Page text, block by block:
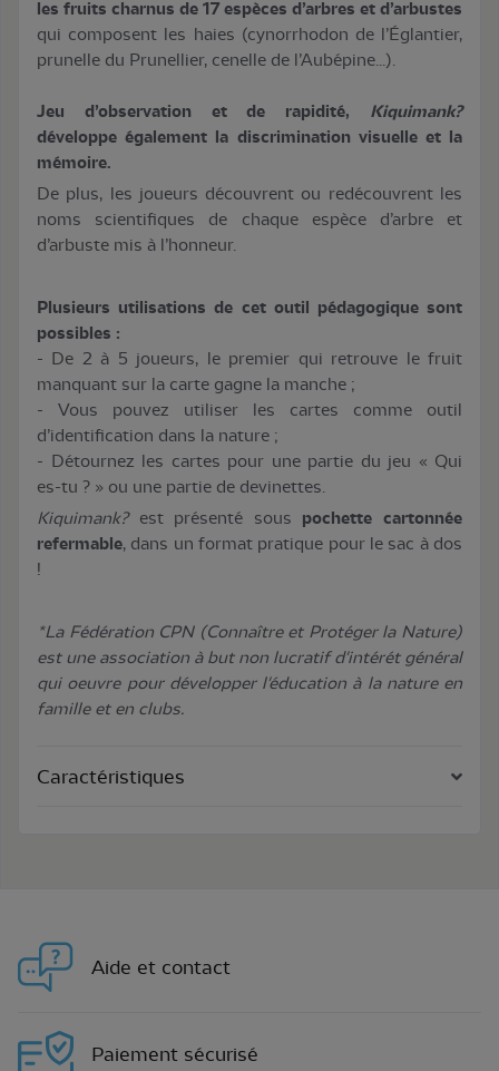
les fruits charnus de 17 espèces d’arbres et d’arbustes
qui composent les haies (cynorrhodon de l’Églantier,
prunelle du Prunellier, cenelle de l’Aubépine...).
Jeu d’observation et de rapidité, Kiquimank?
développe également la discrimination visuelle et la
mémoire.
De plus, les joueurs découvrent ou redécouvrent les
noms scientifiques de chaque espèce d’arbre et
d’arbuste mis à l’honneur.
Plusieurs utilisations de cet outil pédagogique sont
possibles :
- De 2 à 5 joueurs, le premier qui retrouve le fruit
manquant sur la carte gagne la manche ;
- Vous pouvez utiliser les cartes comme outil
d’identification dans la nature ;
- Détournez les cartes pour une partie du jeu « Qui
es-tu ? » ou une partie de devinettes.
Kiquimank? est présenté sous pochette cartonnée
refermable, dans un format pratique pour le sac à dos
!
*La Fédération CPN (Connaître et Protéger la Nature)
est une association à but non lucratif d'intérét général
qui oeuvre pour développer l'éducation à la nature en
famille et en clubs.
Caractéristiques
Aide et contact
Paiement sécurisé